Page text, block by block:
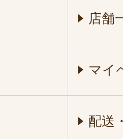
店舗
マイ
配送